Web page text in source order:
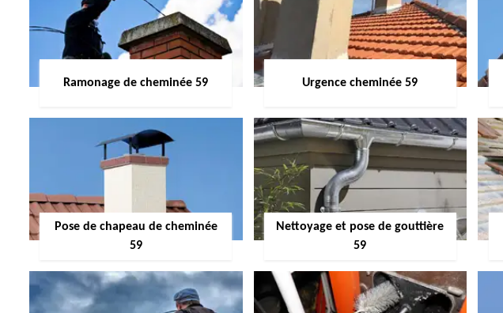
Ramonage de cheminée 59 Urgence cheminée 59
Pose de chapeau de cheminée
59
Nettoyage et pose de gouttière
59